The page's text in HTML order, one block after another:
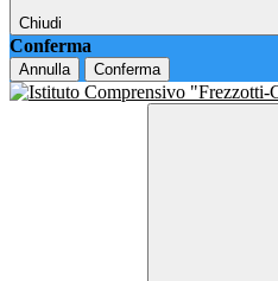
Chiudi
Conferma
Annulla Conferma